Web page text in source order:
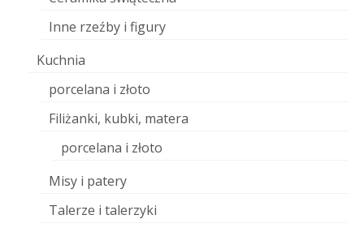
Inne rzeźby i figury
Kuchnia
porcelana i złoto
Filiżanki, kubki, matera
porcelana i złoto
Misy i patery
Talerze i talerzyki